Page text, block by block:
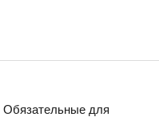
Обязательные для